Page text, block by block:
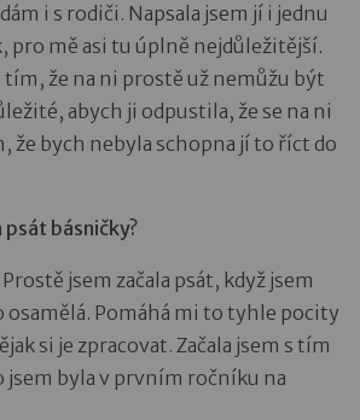
i s rodiči. Napsala jsem jí i jednu
pro mě asi tu úplně nejdůležitější.
tím, že na ni prostě už nemůžu být
abych ji odpustila, že se na ni
že bych nebyla schopna jí to říct do
básničky?
jsem začala psát, když jsem
osamělá. Pomáhá mi to tyhle pocity
si je zpracovat. Začala jsem s tím
jsem byla v prvním ročníku na